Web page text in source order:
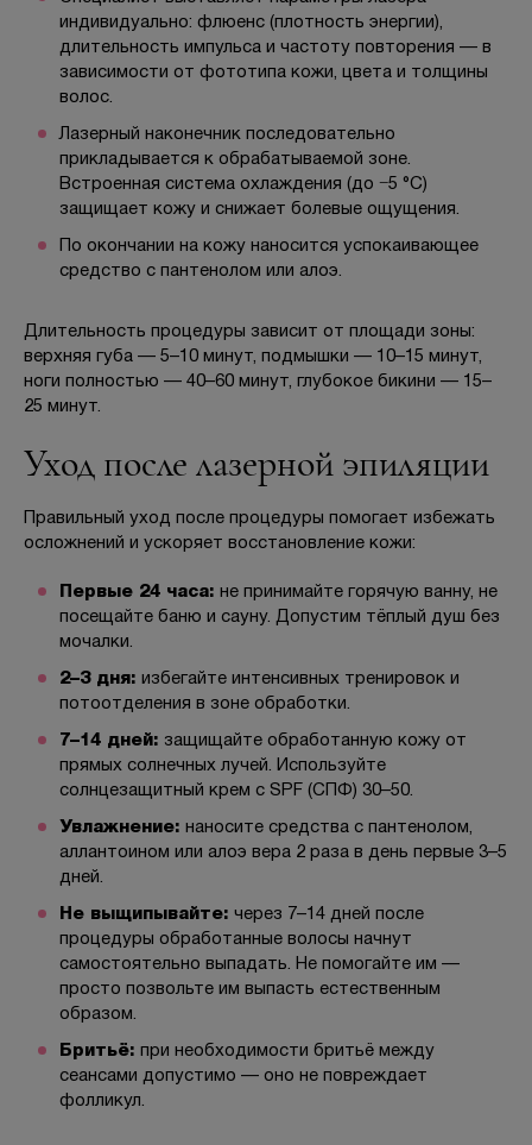
индивидуально: флюенс (плотность энергии),
длительность импульса и частоту повторения — в
зависимости от фототипа кожи, цвета и толщины
волос.
Лазерный наконечник последовательно
прикладывается к обрабатываемой зоне.
Встроенная система охлаждения (до −5 °C)
защищает кожу и снижает болевые ощущения.
По окончании на кожу наносится успокаивающее
средство с пантенолом или алоэ.
Длительность процедуры зависит от площади зоны:
верхняя губа — 5–10 минут, подмышки — 10–15 минут,
ноги полностью — 40–60 минут, глубокое бикини — 15–
25 минут.
Уход после лазерной эпиляции
Правильный уход после процедуры помогает избежать
осложнений и ускоряет восстановление кожи:
Первые 24 часа: не принимайте горячую ванну, не
посещайте баню и сауну. Допустим тёплый душ без
мочалки.
2–3 дня: избегайте интенсивных тренировок и
потоотделения в зоне обработки.
7–14 дней: защищайте обработанную кожу от
прямых солнечных лучей. Используйте
солнцезащитный крем с SPF (СПФ) 30–50.
Увлажнение: наносите средства с пантенолом,
аллантоином или алоэ вера 2 раза в день первые 3–5
дней.
Не выщипывайте: через 7–14 дней после
процедуры обработанные волосы начнут
самостоятельно выпадать. Не помогайте им —
просто позвольте им выпасть естественным
образом.
Бритьё: при необходимости бритьё между
сеансами допустимо — оно не повреждает
фолликул.